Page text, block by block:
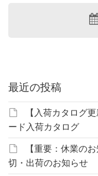
最近の投稿
【入荷カタログ
ード入荷カタログ
【重要：休業の
切・出荷のお知らせ